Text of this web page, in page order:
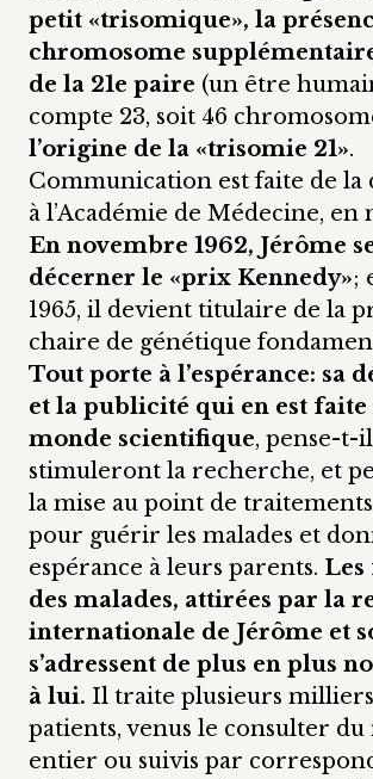
petit «trisomique», la
chromosome
de la 21e paire (un être
compte 23, soit 46
l’origine de la «trisomie 21».
Communication est faite de la
à l’Académie de Médecine, en
En novembre 1962, Jérôme
décerner le «prix Kennedy»;
1965, il devient titulaire de la
chaire de génétique
Tout porte à l’espérance: sa
et la publicité qui en est faite
monde scientifique, pense-t-
stimuleront la recherche, et
la mise au point de
pour guérir les malades et
espérance à leurs parents.
des malades, attirées par la
internationale de Jérôme et
s’adressent de plus en plus
à lui. Il traite plusieurs
patients, venus le consulter du
entier ou suivis par